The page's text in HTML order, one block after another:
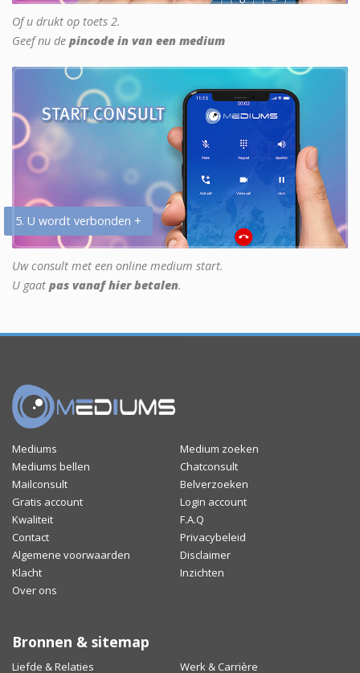
Of u drukt op toets 2.
Geef nu de pincode in van een medium
5. U wordt verbonden +
Uw consult met een online medium start.
U gaat pas vanaf hier betalen.
Mediums
Medium zoeken
Mediums bellen
Chatconsult
Mailconsult
Belverzoeken
Gratis account
Login account
Kwaliteit
F.A.Q
Contact
Privacybeleid
Algemene voorwaarden
Disclaimer
Klacht
Inzichten
Over ons
Bronnen & sitemap
Liefde & Relaties Werk & Carrière